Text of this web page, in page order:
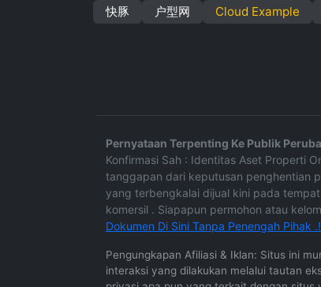
快豚 户型网 Cloud Example
Pernyataan Terpenting Ke Publik
Konfirmasi Sah : Identitas Aset Properti
tanggapan dari keputusan penghentian
yang terbengkalai dijual kini pada
komersil . Siapapun permohon atau
Dokumen Di Sini Tanpa Penengah Pihak
Pengungkapan Afiliasi & Iklan: Situs ini
interaksi yang dilakukan melalui tautan